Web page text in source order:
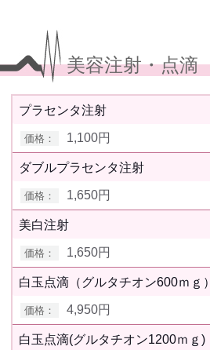
美容注射・点滴
プラセンタ注射
1,100円
ダブルプラセンタ注射
1,650円
美白注射
1,650円
白玉点滴（グルタチオン600ｍｇ）
4,950円
白玉点滴(グルタチオン1200ｍｇ)